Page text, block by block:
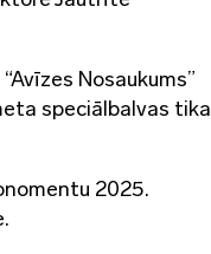
Nosaukums”
speciālbalvas tika
2025.